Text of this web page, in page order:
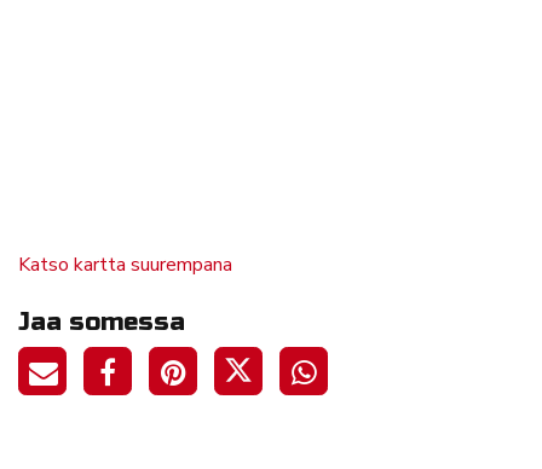
Katso kartta suurempana
Jaa somessa